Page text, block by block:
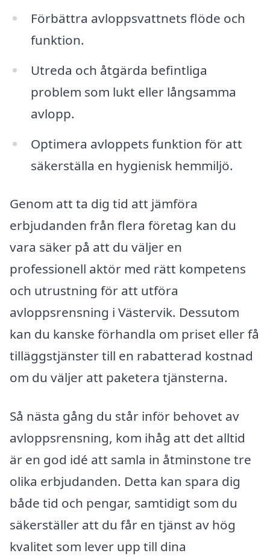
Förbättra avloppsvattnets flöde och
funktion.
Utreda och åtgärda befintliga
problem som lukt eller långsamma
avlopp.
Optimera avloppets funktion för att
säkerställa en hygienisk hemmiljö.
Genom att ta dig tid att jämföra
erbjudanden från flera företag kan du
vara säker på att du väljer en
professionell aktör med rätt kompetens
och utrustning för att utföra
avloppsrensning i Västervik. Dessutom
kan du kanske förhandla om priset eller få
tilläggstjänster till en rabatterad kostnad
om du väljer att paketera tjänsterna.
Så nästa gång du står inför behovet av
avloppsrensning, kom ihåg att det alltid
är en god idé att samla in åtminstone tre
olika erbjudanden. Detta kan spara dig
både tid och pengar, samtidigt som du
säkerställer att du får en tjänst av hög
kvalitet som lever upp till dina